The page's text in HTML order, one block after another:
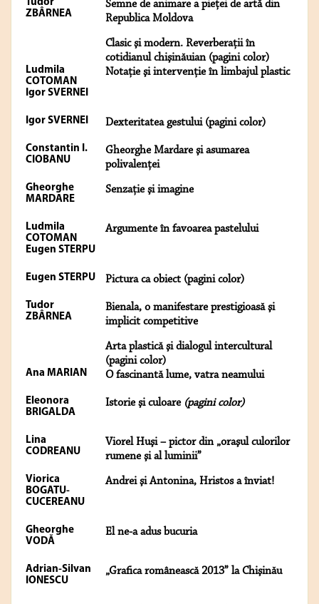
Tudor
ZBÂRNEA
Semne de animare a pieţei de artă din
Republica Moldova
Clasic şi modern. Reverberaţii în
cotidianul chişinăuian (pagini color)
Ludmila
COTOMAN
Igor SVERNEI
Notaţie şi intervenţie în limbajul plastic
Igor SVERNEI Dexteritatea gestului (pagini color)
Constantin I.
CIOBANU
Gheorghe Mardare şi asumarea
polivalenţei
Gheorghe
MARDARE
Senzaţie şi imagine
Ludmila
COTOMAN
Eugen STERPU
Argumente în favoarea pastelului
Eugen STERPU Pictura ca obiect (pagini color)
Tudor
ZBÂRNEA
Bienala, o manifestare prestigioasă şi
implicit competitive
Arta plastică şi dialogul intercultural
(pagini color)
Ana MARIAN O fascinantă lume, vatra neamului
Eleonora
BRIGALDA
Istorie şi culoare (pagini color)
Lina
CODREANU
Viorel Huşi – pictor din „oraşul culorilor
rumene şi al luminii”
Viorica
BOGATU-
CUCEREANU
Andrei şi Antonina, Hristos a înviat!
Gheorghe
VODĂ
El ne-a adus bucuria
Adrian-Silvan
IONESCU
„Grafica românească 2013” la Chişinău